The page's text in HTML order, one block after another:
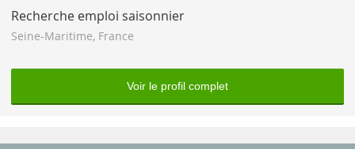
Recherche emploi saisonnier
Seine-Maritime, France
Voir le profil complet